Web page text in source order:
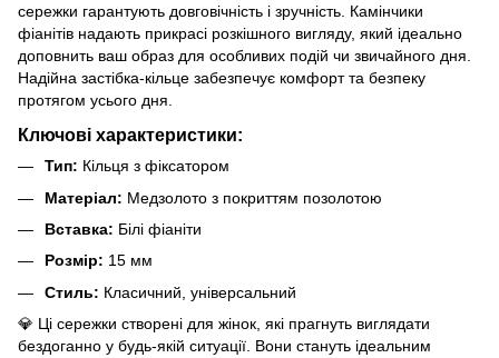
сережки гарантують довговічність і зручність. Камінчики
фіанітів надають прикрасі розкішного вигляду, який ідеально
доповнить ваш образ для особливих подій чи звичайного дня.
Надійна застібка-кільце забезпечує комфорт та безпеку
протягом усього дня.
Ключові характеристики:
Тип: Кільця з фіксатором
Матеріал: Медзолото з покриттям позолотою
Вставка: Білі фіаніти
Розмір: 15 мм
Стиль: Класичний, універсальний
💎 Ці сережки створені для жінок, які прагнуть виглядати
бездоганно у будь-якій ситуації. Вони стануть ідеальним